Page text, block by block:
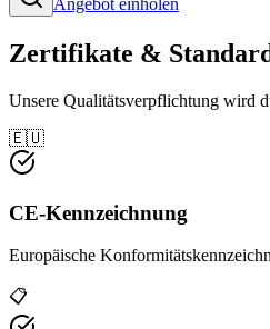
Angebot einholen
Zertifikate &
Unsere Qualitätsverpflichtung wird
🇪🇺
CE-Kennzeichnung
Europäische
📋